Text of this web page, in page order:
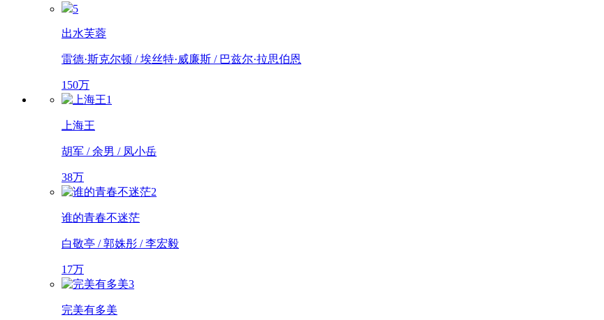
5
出水芙蓉
雷德·斯克尔顿 / 埃丝特·威廉斯 / 巴兹尔·拉思伯恩
150万
1
上海王
胡军 / 余男 / 凤小岳
38万
2
谁的青春不迷茫
白敬亭 / 郭姝彤 / 李宏毅
17万
3
完美有多美